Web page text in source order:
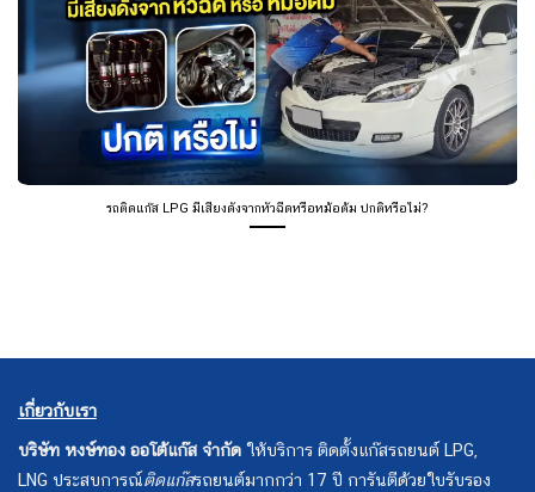
รถติดแก๊ส LPG มีเสียงดังจากหัวฉีดหรือหม้อต้ม ปกติหรือไม่?
เกี่ยวกับเรา
บริษัท หงษ์ทอง ออโต้แก๊ส จำกัด ให้บริการ ติดตั้งแก๊สรถยนต์ LPG,
LNG ประสบการณ์ติดแก๊สรถยนต์มากกว่า 17 ปี การันตีด้วยใบรับรอง